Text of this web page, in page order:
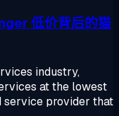
低价背后的猫
industry,
at the lowest
service provider that